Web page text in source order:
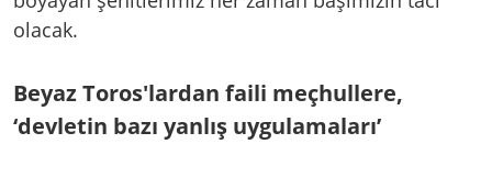
olacak.
Beyaz Toros'lardan faili meçhullere,
‘devletin bazı yanlış uygulamaları’